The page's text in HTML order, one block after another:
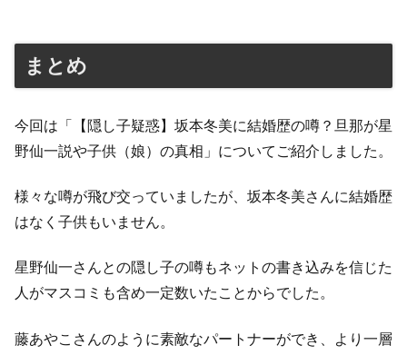
まとめ
今回は「【隠し子疑惑】坂本冬美に結婚歴の噂？旦那が星
野仙一説や子供（娘）の真相」についてご紹介しました。
様々な噂が飛び交っていましたが、坂本冬美さんに結婚歴
はなく子供もいません。
星野仙一さんとの隠し子の噂もネットの書き込みを信じた
人がマスコミも含め一定数いたことからでした。
藤あやこさんのように素敵なパートナーができ、より一層